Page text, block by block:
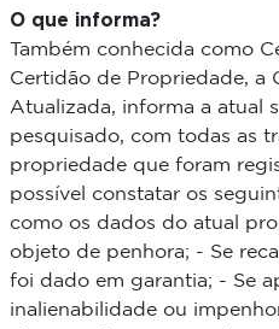
O que informa?
Também conhecida como
Certidão de Propriedade, a
Atualizada, informa a atual
pesquisado, com todas as
propriedade que foram
possível constatar os
como os dados do atual
objeto de penhora; - Se
foi dado em garantia; - Se
inalienabilidade ou